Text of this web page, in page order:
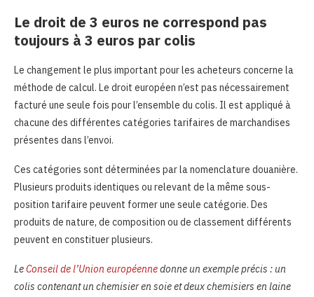
Le droit de 3 euros ne correspond pas
toujours à 3 euros par colis
Le changement le plus important pour les acheteurs concerne la
méthode de calcul. Le droit européen n’est pas nécessairement
facturé une seule fois pour l’ensemble du colis. Il est appliqué à
chacune des différentes catégories tarifaires de marchandises
présentes dans l’envoi.
Ces catégories sont déterminées par la nomenclature douanière.
Plusieurs produits identiques ou relevant de la même sous-
position tarifaire peuvent former une seule catégorie. Des
produits de nature, de composition ou de classement différents
peuvent en constituer plusieurs.
LeConseil de l’Union européennedonne un exemple précis : un
colis contenant un chemisier en soie et deux chemisiers en laine